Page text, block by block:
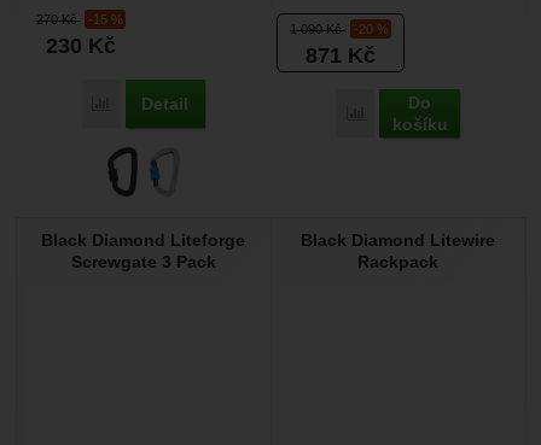
270Kč -15 %
230 Kč
Porovnat
Detail
karabina se šroubovací...
1 090Kč -20 %
871 Kč
Porovnat
Do
košíku
Black Diamond Liteforge
Screwgate 3 Pack
Black Diamond Litewire
Rackpack